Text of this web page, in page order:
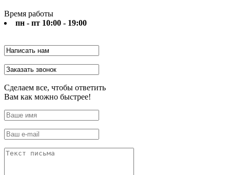
Время работы
пн - пт 10:00 - 19:00
Сделаем все, чтобы ответить
Вам как можно быстрее!